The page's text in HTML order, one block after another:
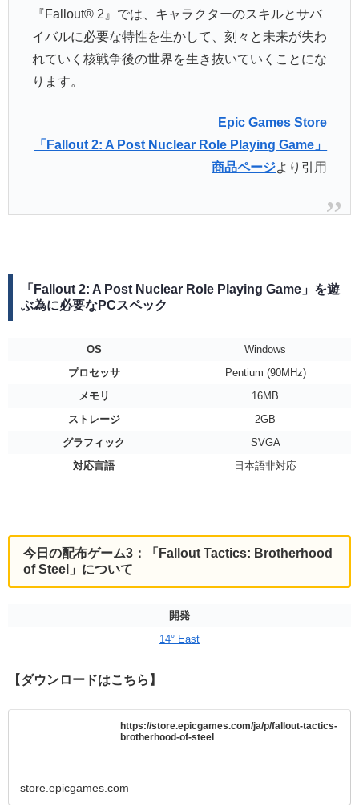
『Fallout® 2』では、キャラクターのスキルとサバ
イバルに必要な特性を生かして、刻々と未来が失わ
れていく核戦争後の世界を生き抜いていくことにな
ります。
Epic Games Store
「Fallout 2: A Post Nuclear Role Playing Game」
商品ページより引用
「Fallout 2: A Post Nuclear Role Playing Game」を遊
ぶ為に必要なPCスペック
OS
Windows
プロセッサ
Pentium (90MHz)
メモリ
16MB
ストレージ
2GB
グラフィック
SVGA
対応言語
日本語非対応
今日の配布ゲーム3：「Fallout Tactics: Brotherhood
of Steel」について
開発
14° East
【ダウンロードはこちら】
https://store.epicgames.com/ja/p/fallout-tactics-
brotherhood-of-steel
store.epicgames.com